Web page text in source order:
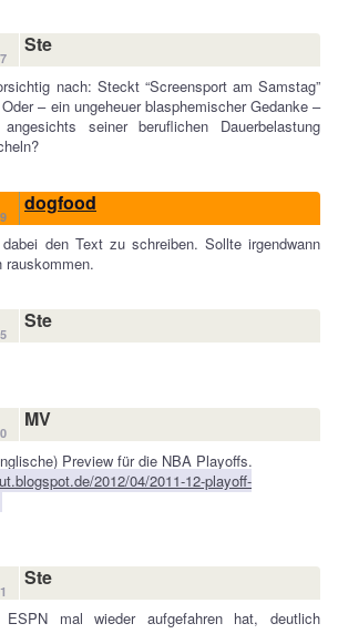
Ste
nach: Steckt “Screensport am Samstag”
– ein ungeheuer blasphemischer Gedanke –
seiner beruflichen Dauerbelastung
dogfood
den Text zu schreiben. Sollte irgendwann
rauskommen.
Ste
MV
Preview für die NBA Playoffs.
2012/04/2011-12-playoff-
Ste
mal wieder aufgefahren hat, deutlich